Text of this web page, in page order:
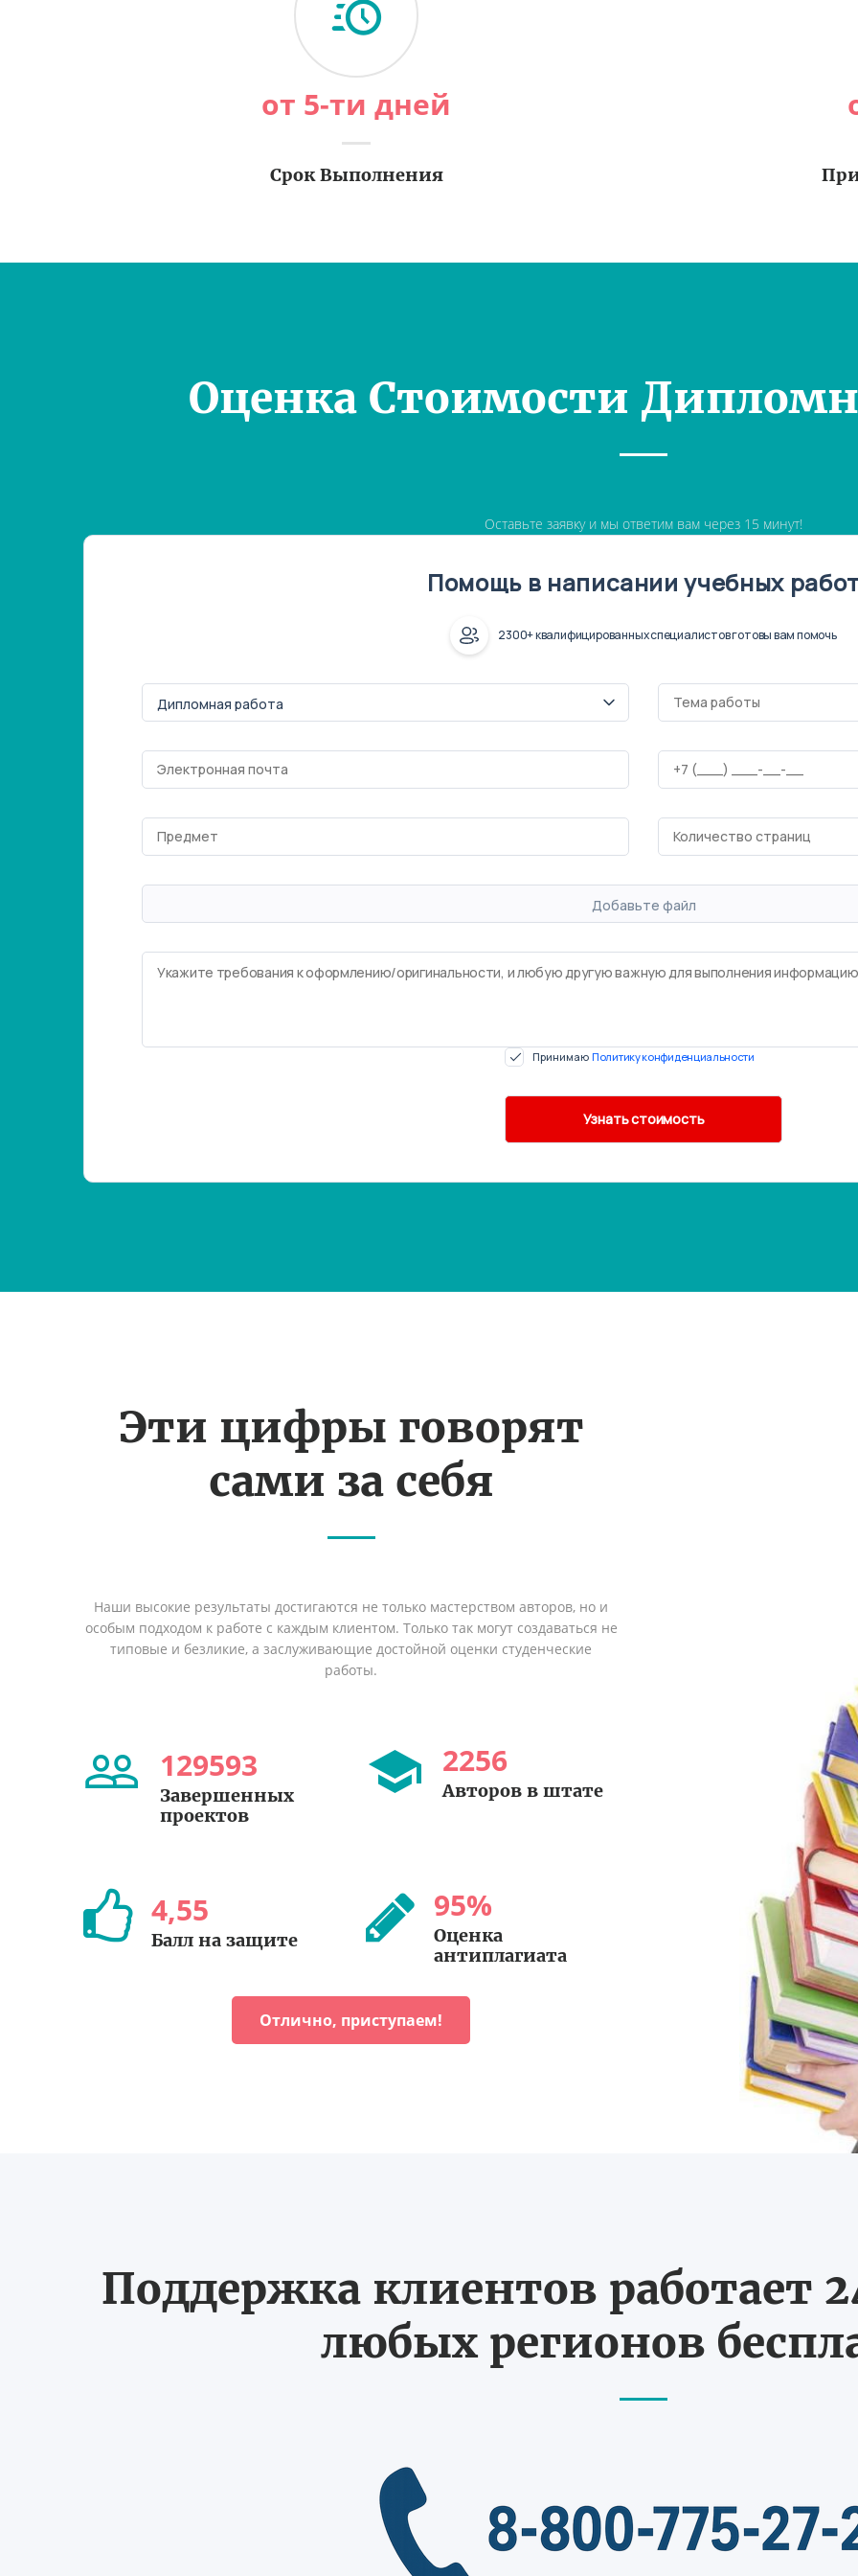
от 5-ти дней
Срок Выполнения
Оценка Стоимости
Оставьте заявку и мы ответим вам через 15 минут!
Помощь в написании учебных
2300+ квалифицированных специалистов готовы вам помочь
Добавьте файл
Принимаю Политику конфиденциальности
Эти цифры говорят
сами за себя
Наши высокие результаты достигаются не только мастерством авторов, но и
особым подходом к работе с каждым клиентом. Только так могут создаваться не
типовые и безликие, а заслуживающие достойной оценки студенческие
работы.
129593
Завершенных
проектов
2256
Авторов в штате
4,55
Балл на защите
95%
Оценка
антиплагиата
Отлично, приступаем!
Поддержка клиентов работает
любых регионов